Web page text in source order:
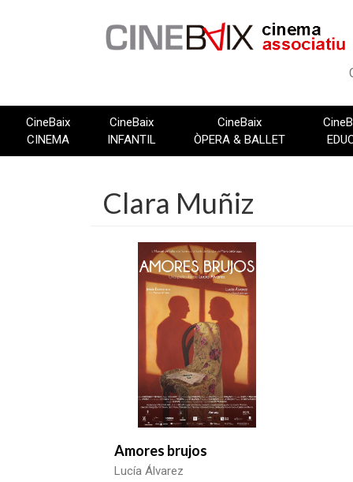
CineBaix
CINEMA
CineBaix
INFANTIL
CineBaix
ÒPERA & BALLET
Clara Muñiz
Amores brujos
Lucía Álvarez